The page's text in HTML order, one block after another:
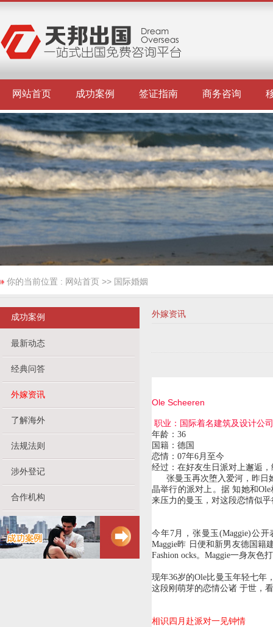
网站首页 成功案例 签证指南 商务咨询
你的当前位置 : 网站首页 >> 国际婚姻
成功案例
最新动态
经典问答
外嫁资讯
了解海外
法规法则
涉外登记
合作机构
外嫁资讯
Ole Scheeren
职业：国际着名建筑及设计公
年龄：36
国籍：德国
恋情：07年6月至今
经过：在好友生日派对上邂逅
张曼玉再次堕入爱河，昨日她
晶举行的派对上。据 知她和
来压力的曼玉，对这段恋情似
今年7月，张曼玉(Maggie)公
Maggie昨 日便和新男友德国籍
Fashion ocks。Maggie一身灰
现年36岁的Ole比曼玉年轻七年
这段刚萌芽的恋情公诸 于世，
相识四月赴派对一见钟情